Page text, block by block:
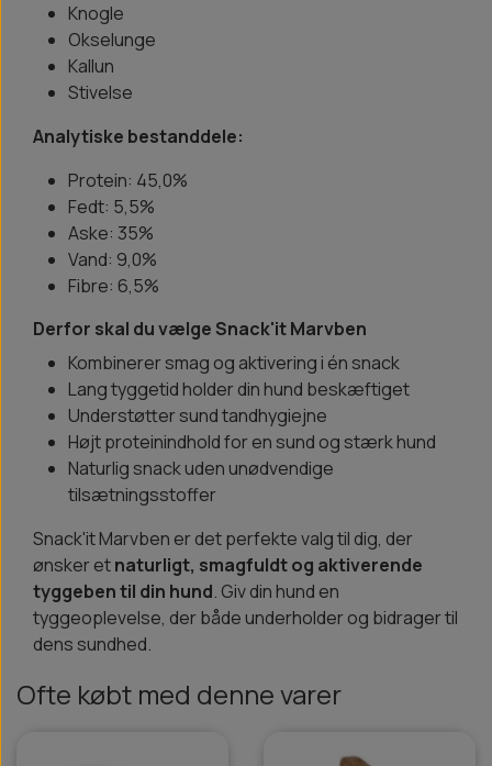
Knogle
Okselunge
Kallun
Stivelse
Analytiske bestanddele:
Protein: 45,0%
Fedt: 5,5%
Aske: 35%
Vand: 9,0%
Fibre: 6,5%
Derfor skal du vælge Snack'it Marvben
Kombinerer smag og aktivering i én snack
Lang tyggetid holder din hund beskæftiget
Understøtter sund tandhygiejne
Højt proteinindhold for en sund og stærk hund
Naturlig snack uden unødvendige
tilsætningsstoffer
Snack'it Marvben er det perfekte valg til dig, der
ønsker etnaturligt, smagfuldt og aktiverende
tyggeben til din hund. Giv din hund en
tyggeoplevelse, der både underholder og bidrager til
dens sundhed.
Ofte købt med denne varer